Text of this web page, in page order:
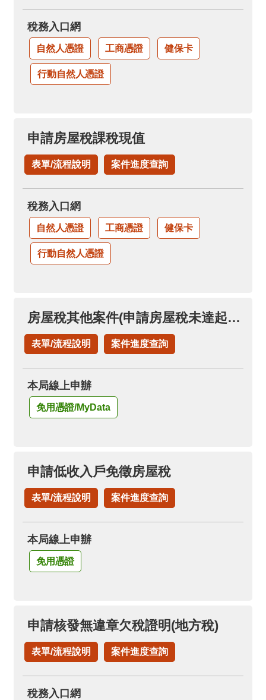
稅務入口網
自然人憑證 工商憑證 健保卡
行動自然人憑證
申請房屋稅課稅現值
表單/流程說明 案件進度查詢
稅務入口網
自然人憑證 工商憑證 健保卡
行動自然人憑證
房屋稅其他案件(申請房屋稅未達起徵點免稅證明)
表單/流程說明 案件進度查詢
本局線上申辦
免用憑證/MyData
申請低收入戶免徵房屋稅
表單/流程說明 案件進度查詢
本局線上申辦
免用憑證
申請核發無違章欠稅證明(地方稅)
表單/流程說明 案件進度查詢
稅務入口網